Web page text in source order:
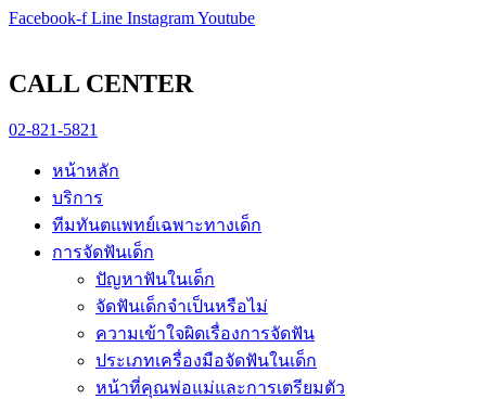
Skip
Facebook-f Line InstagramYoutube
CALL CENTER
02-821-5821
หน้าหลัก
บริการ
ทีมทันตแพทย์เฉพาะทางเด็ก
การจัดฟันเด็ก
ปัญหาฟันในเด็ก
จัดฟันเด็กจำเป็นหรือไม่
ความเข้าใจผิดเรื่องการจัดฟัน
ประเภทเครื่องมือจัดฟันในเด็ก
หน้าที่คุณพ่อแม่และการเตรียมตัว